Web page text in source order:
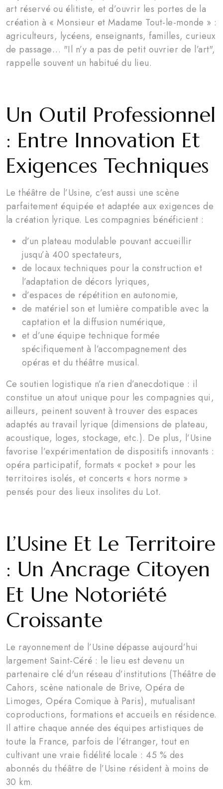
art réservé ou élitiste, et d’ouvrir les portes de la
création à « Monsieur et Madame Tout-le-monde » :
agriculteurs, lycéens, enseignants, familles, curieux
de passage… "Il n’y a pas de petit ouvrier de l’art",
rappelle souvent un habitué du lieu.
Un Outil Professionnel
: Entre Innovation Et
Exigences Techniques
Le théâtre de l’Usine, c’est aussi une scène
parfaitement équipée et adaptée aux exigences de
la création lyrique. Les compagnies bénéficient :
d’un plateau modulable pouvant accueillir
jusqu’à 400 spectateurs,
de locaux techniques pour la construction et
l’adaptation de décors lyriques,
d’espaces de répétition en autonomie,
de matériel son et lumière compatible avec la
captation et la diffusion numérique,
et d’une équipe technique formée
spécifiquement à l’accompagnement des
opéras et du théâtre musical.
Ce soutien logistique n’a rien d’anecdotique : il
constitue un atout unique pour les compagnies qui,
ailleurs, peinent souvent à trouver des espaces
adaptés au travail lyrique (dimensions de plateau,
acoustique, loges, stockage, etc.). De plus, l’Usine
favorise l’expérimentation de dispositifs innovants :
opéra participatif, formats « pocket » pour les
territoires isolés, et concerts « hors norme »
pensés pour des lieux insolites du Lot.
L’Usine Et Le Territoire
: Un Ancrage Citoyen
Et Une Notoriété
Croissante
Le rayonnement de l’Usine dépasse aujourd’hui
largement Saint-Céré : le lieu est devenu un
partenaire clé d'un réseau d’institutions (Théâtre de
Cahors, scène nationale de Brive, Opéra de
Limoges, Opéra Comique à Paris), mutualisant
coproductions, formations et accueils en résidence.
Il attire chaque année des équipes artistiques de
toute la France, parfois de l’étranger, tout en
cultivant une vraie fidélité locale : 45 % des
abonnés du théâtre de l’Usine résident à moins de
30 km.